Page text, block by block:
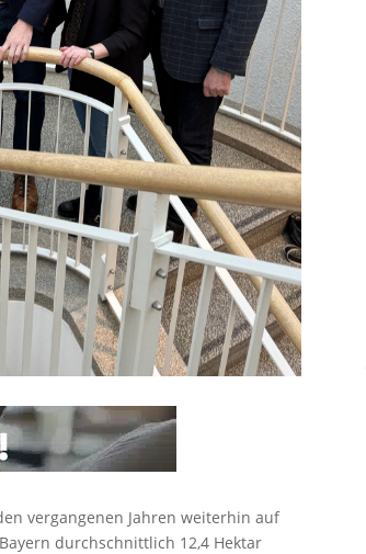
vergangenen Jahren weiterhin auf
durchschnittlich 12,4 Hektar